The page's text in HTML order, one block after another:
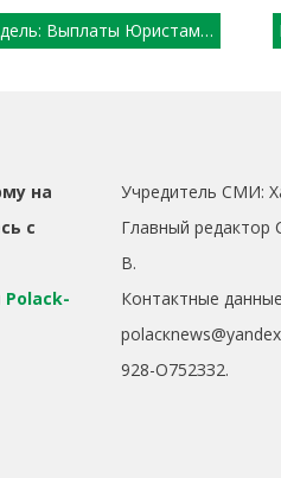
Перекрывают Интересы Кредиторов
на
с
Polack-
Учредитель СМИ:
Главный
B.
Контактные
928-O752ЗЗ2.